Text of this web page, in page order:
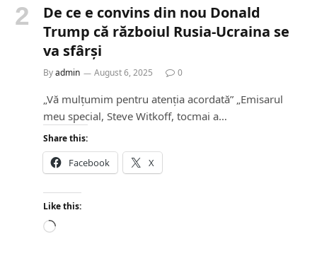
De ce e convins din nou Donald
Trump că războiul Rusia-Ucraina se
va sfârși
Byadmin August 6, 2025 0
„Vă mulțumim pentru atenția acordată” „Emisarul
meu special, Steve Witkoff, tocmai a…
Share this:
Facebook X
Like this:
L